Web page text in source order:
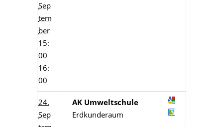
Sep
tem
ber
15:
00
16:
00
24.
Sep
AK Umweltschule
Erdkunderaum